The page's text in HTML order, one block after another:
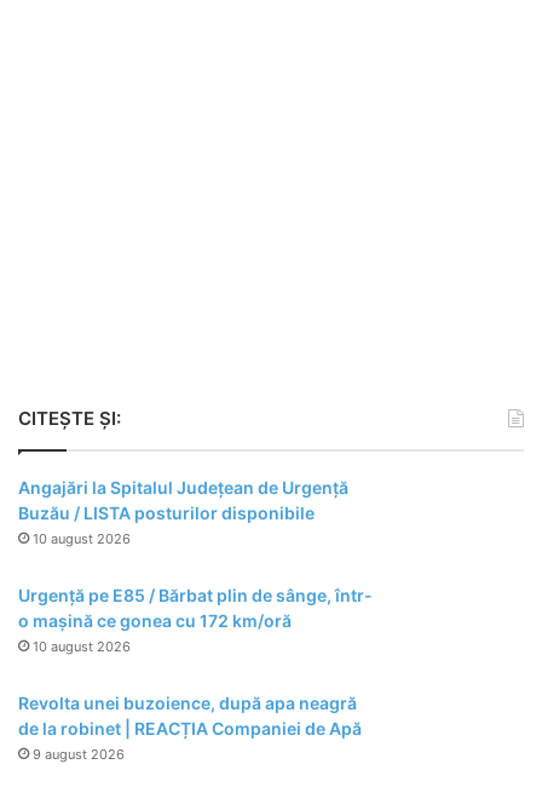
CITEȘTE ȘI:
Angajări la Spitalul Județean de Urgență
Buzău / LISTA posturilor disponibile
10 august 2026
Urgență pe E85 / Bărbat plin de sânge, într-
o mașină ce gonea cu 172 km/oră
10 august 2026
Revolta unei buzoience, după apa neagră
de la robinet | REACȚIA Companiei de Apă
9 august 2026